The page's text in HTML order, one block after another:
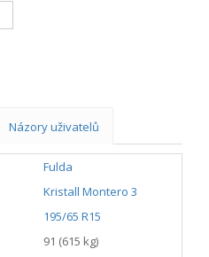
Názory uživatelů
Fulda
Kristall Montero 3
195/65 R15
91 (615 kg)